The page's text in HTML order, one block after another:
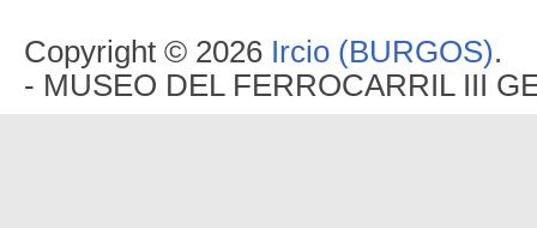
Copyright © 2026 Ircio (BURGOS).
- MUSEO DEL FERROCARRIL III